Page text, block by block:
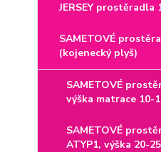
JERSEY prostěradla
SAMETOVÉ
(kojenecký plyš)
SAMETOVÉ
výška matrace 10-
SAMETOVÉ
ATYP1, výška 20-